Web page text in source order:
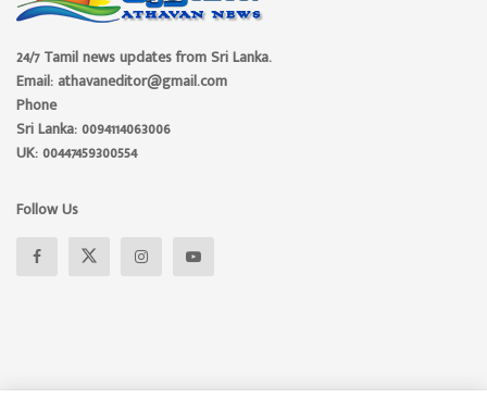
24/7 Tamil news updates from Sri Lanka.
Email: athavaneditor@gmail.com
Phone
Sri Lanka: 0094114063006
UK: 00447459300554
Follow Us